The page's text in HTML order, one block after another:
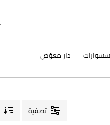
دار معوّض
تصفية